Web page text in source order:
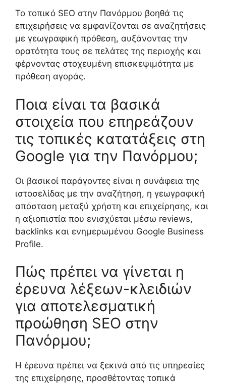
Το τοπικό SEO στην Πανόρμου βοηθά τις
επιχειρήσεις να εμφανίζονται σε αναζητήσεις
με γεωγραφική πρόθεση, αυξάνοντας την
ορατότητα τους σε πελάτες της περιοχής και
φέρνοντας στοχευμένη επισκεψιμότητα με
πρόθεση αγοράς.
Ποια είναι τα βασικά
στοιχεία που επηρεάζουν
τις τοπικές κατατάξεις στη
Google για την Πανόρμου;
Οι βασικοί παράγοντες είναι η συνάφεια της
ιστοσελίδας με την αναζήτηση, η γεωγραφική
απόσταση μεταξύ χρήστη και επιχείρησης, και
η αξιοπιστία που ενισχύεται μέσω reviews,
backlinks και ενημερωμένου Google Business
Profile.
Πώς πρέπει να γίνεται η
έρευνα λέξεων-κλειδιών
για αποτελεσματική
προώθηση SEO στην
Πανόρμου;
Η έρευνα πρέπει να ξεκινά από τις υπηρεσίες
της επιχείρησης, προσθέτοντας τοπικά